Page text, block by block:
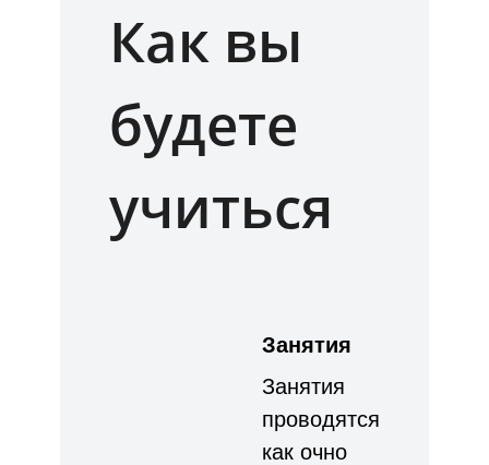
Как вы
будете
учиться
Занятия
Занятия
проводятся
как очно